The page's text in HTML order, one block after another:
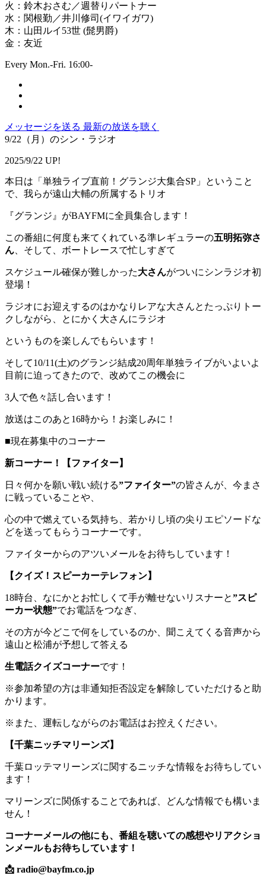
火：鈴木おさむ／週替りパートナー
水：関根勤／井川修司(イワイガワ)
木：山田ルイ53世 (髭男爵)
金：友近
Every Mon.-Fri. 16:00-
メッセージを送る 最新の放送を聴く
9/22（月）のシン・ラジオ
2025/9/22 UP!
本日は「単独ライブ直前！グランジ大集合SP」ということ
で、我らが遠山大輔の所属するトリオ
『グランジ』がBAYFMに全員集合します！
この番組に何度も来てくれている準レギュラーの五明拓弥さ
ん 、そして、ボートレースで忙しすぎて
スケジュール確保が難しかった大さんがついにシンラジオ初
登場！
ラジオにお迎えするのはかなりレアな大さんとたっぷりトー
クしながら、とにかく大さんにラジオ
というものを楽しんでもらいます！
そして10/11(土)のグランジ結成20周年単独ライブがいよいよ
目前に迫ってきたので、改めてこの機会に
3人で色々話し合います！
放送はこのあと16時から！お楽しみに！
■現在募集中のコーナー
新コーナー！【ファイター】
日々何かを願い戦い続ける”ファイター”の皆さんが、今まさ
に戦っていることや、
心の中で燃えている気持ち、若かりし頃の尖りエピソードな
どを送ってもらうコーナーです。
ファイターからのアツいメールをお待ちしています！
【クイズ！スピーカーテレフォン】
18時台、なにかとお忙しくて手が離せないリスナーと”スピ
ーカー状態”でお電話をつなぎ、
その方が今どこで何をしているのか、聞こえてくる音声から
遠山と松浦が予想して答える
生電話クイズコーナーです！
※参加希望の方は非通知拒否設定を解除していただけると助
かります。
※また、運転しながらのお電話はお控えください。
【千葉ニッチマリーンズ】
千葉ロッテマリーンズに関するニッチな情報をお待ちしてい
ます！
マリーンズに関係することであれば、どんな情報でも構いま
せん！
コーナーメールの他にも、番組を聴いての感想やリアクショ
ンメールもお待ちしています！
📩 radio@bayfm.co.jp